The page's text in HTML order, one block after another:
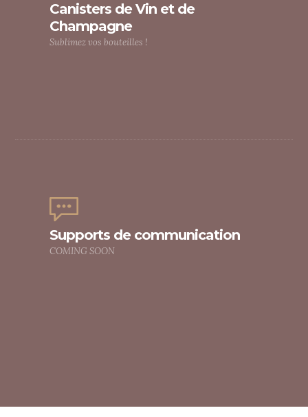
Canisters de Vin et de
Champagne
Sublimez vos bouteilles !
Supports de communication
COMING SOON